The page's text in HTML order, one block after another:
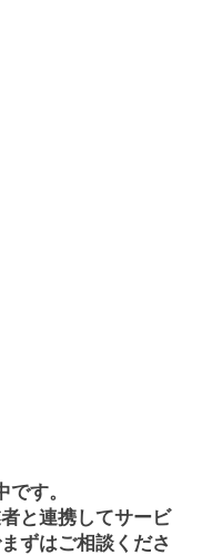
す。
と連携してサービ
ずはご相談くださ